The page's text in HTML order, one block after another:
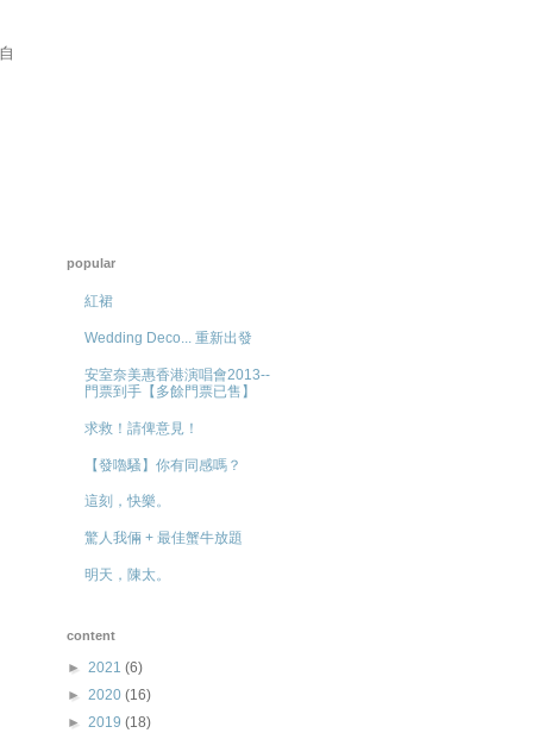
popular
紅裙
Wedding Deco... 重新出發
安室奈美惠香港演唱會2013--
門票到手【多餘門票已售】
求救！請俾意見！
【發嚕騷】你有同感嗎？
這刻，快樂。
驚人我倆 + 最佳蟹牛放題
明天，陳太。
content
► 2021 (6)
► 2020 (16)
► 2019 (18)